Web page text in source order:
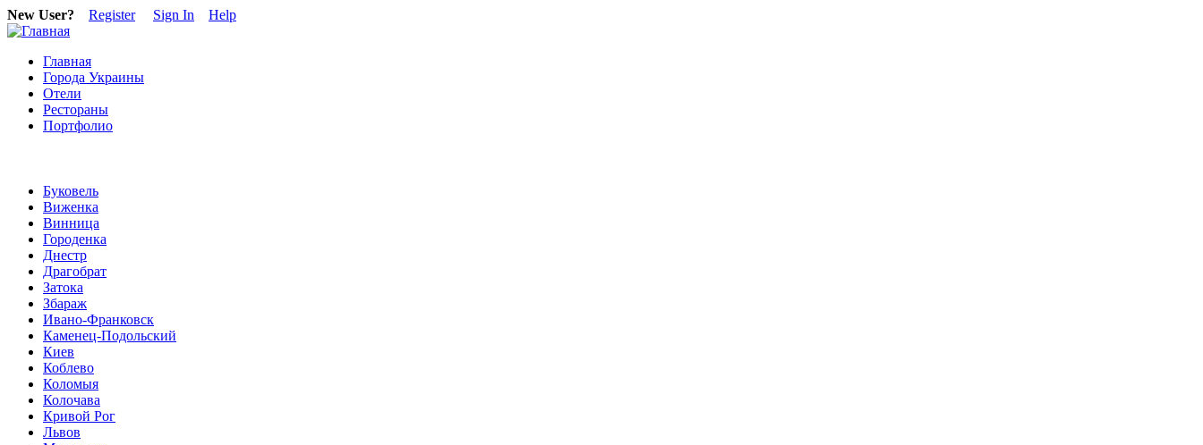
New User? Register Sign In Help
Главная
Города Украины
Отели
Рестораны
Портфолио
Буковель
Виженка
Винница
Городенка
Днестр
Драгобрат
Затока
Збараж
Ивано-Франковск
Каменец-Подольский
Киев
Коблево
Коломыя
Колочава
Кривой Рог
Львов